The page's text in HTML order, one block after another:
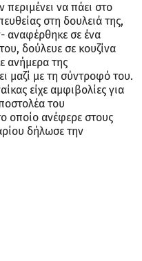
να πάει στο
στη δουλειά της,
αναφέρθηκε σε ένα
δούλευε σε κουζίνα
ανήμερα της
μαζί με τη σύντροφό του.
είχε αμφιβολίες για
του
οποίο ανέφερε στους
δήλωσε την